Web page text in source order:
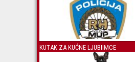
KUTAK ZA KUĆNE LJUBIIMCE